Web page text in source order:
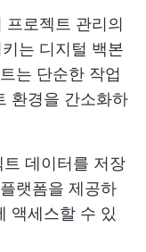
프로젝트 관리의
는 디지털 백본
는 단순한 작업
환경을 간소화하
데이터를 저장
랫폼을 제공하
액세스할 수 있